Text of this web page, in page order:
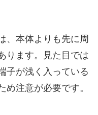
、本体よりも先に周
ります。見た目では
子が浅く入っている
め注意が必要です。